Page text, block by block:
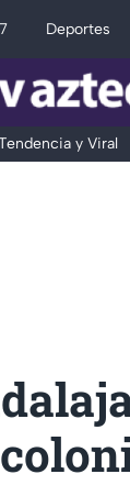
Deportes
y Viral